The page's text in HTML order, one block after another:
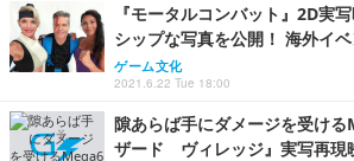
『モータルコンバット』2D実
シップな写真を公開！ 海外イ
ゲーム文化
2021.6.22 Tue 18:00
隙あらば手にダメージを受け
ザード ヴィレッジ』実写再現